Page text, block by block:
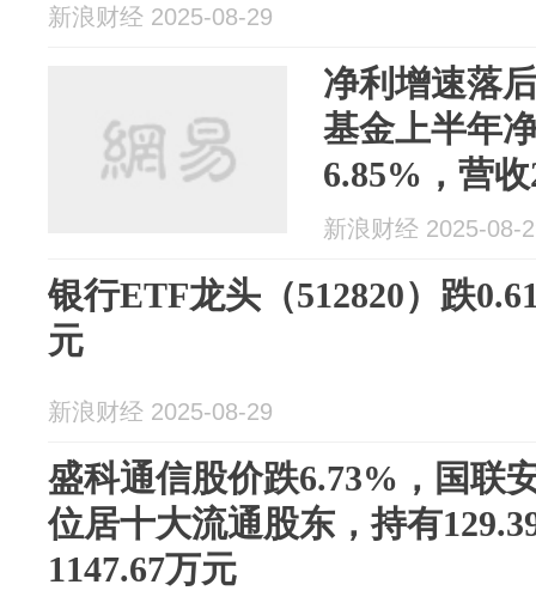
新浪财经 2025-08-29
净利增速落
基金上半年
6.85%，营
1.15%
新浪财经 2025-08-
银行ETF龙头（512820）跌
元
新浪财经 2025-08-29
盛科通信股价跌6.73%，国联
位居十大流通股东，持有
1147.67万元